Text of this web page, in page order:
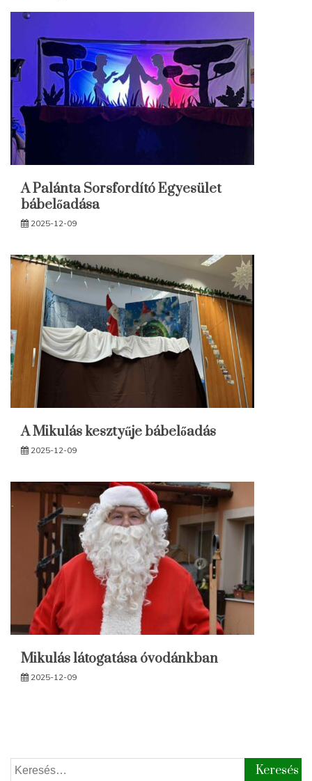
A Palánta Sorsfordító Egyesület
bábelőadása
2025-12-09
A Mikulás kesztyűje bábelőadás
2025-12-09
Mikulás látogatása óvodánkban
2025-12-09
Keresés: